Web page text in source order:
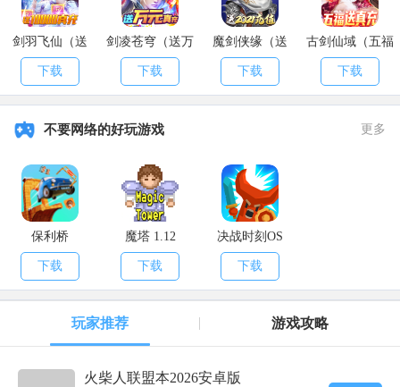
剑羽飞仙（送
10000真充）
下载
剑凌苍穹（送万
元真充）
下载
魔剑侠缘（送
2021充值）
下载
古剑仙域（五福
送真充）
下载
不要网络的好玩游戏 更多
保利桥
下载
魔塔 1.12
下载
决战时刻OS
下载
玩家推荐 游戏攻略
火柴人联盟本2026安卓版